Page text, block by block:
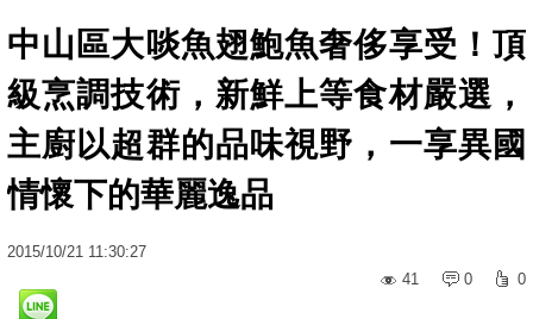
中山區大啖魚翅鮑魚奢侈享受！頂
級烹調技術，新鮮上等食材嚴選，
主廚以超群的品味視野，一享異國
情懷下的華麗逸品
2015/10/21 11:30:27
41
0 0